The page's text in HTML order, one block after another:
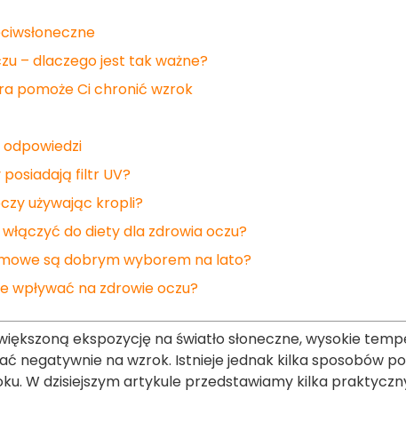
– dlaczego jest tak ważne?
pomoże Ci chronić wzrok
filtr UV?
używając kropli?
do diety dla zdrowia oczu?
są dobrym wyborem na lato?
wpływać na zdrowie oczu?
ekspozycję na światło słoneczne, wysokie
negatywnie na wzrok. Istnieje jednak kilka sposobów
W dzisiejszym artykule przedstawiamy kilka